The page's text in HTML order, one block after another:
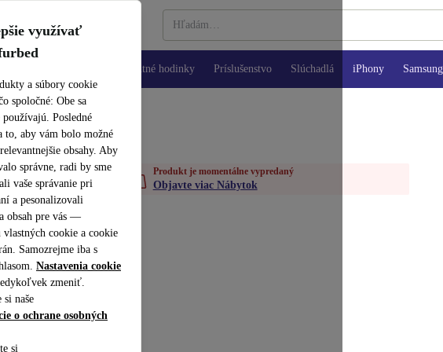
využívať
a súbory cookie
spoločné: Obe sa
používajú. Posledné
to, aby vám bolo možné
obsahy. Aby
správne, radi by sme
vaše správanie pri
a pesonalizovali
obsah pre vás —
vlastných cookie a cookie
Samozrejme iba s
Nastavenia cookie
zmeniť.
si naše
o ochrane osobných
si
Inteligentné hodinky Príslušenstvo Slúchadlá iPhony
Produkt je momentálne vypredaný
Objavte viac Nábytok